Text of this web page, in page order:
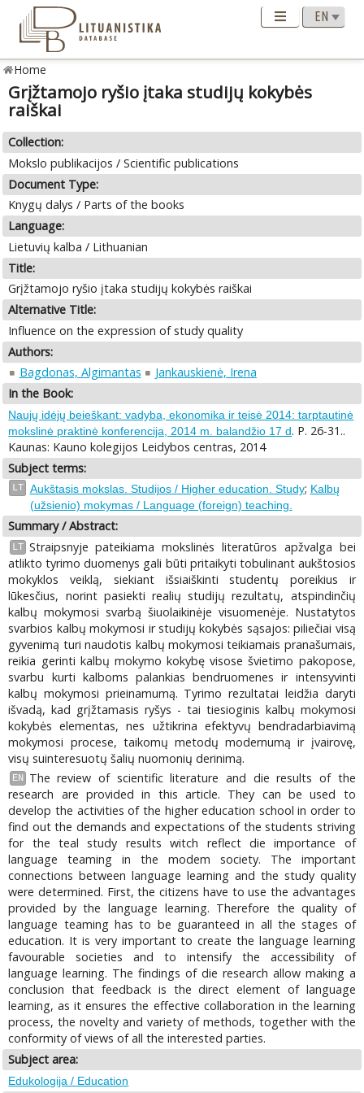
Home
Grįžtamojo ryšio įtaka studijų kokybės
raiškai
Collection:
Mokslo publikacijos / Scientific publications
Document Type:
Knygų dalys / Parts of the books
Language:
Lietuvių kalba / Lithuanian
Title:
Grįžtamojo ryšio įtaka studijų kokybės raiškai
Alternative Title:
Influence on the expression of study quality
Authors:
Bagdonas, Algimantas
Jankauskienė, Irena
In the Book:
Naujų idėjų beieškant: vadyba, ekonomika ir teisė 2014: tarptautinė
mokslinė praktinė konferencija, 2014 m. balandžio 17 d. P. 26-31..
Kaunas: Kauno kolegijos Leidybos centras, 2014
Subject terms:
LT Aukštasis mokslas. Studijos / Higher education. Study; Kalbų
(užsienio) mokymas / Language (foreign) teaching.
Summary / Abstract:
LT Straipsnyje pateikiama mokslinės literatūros apžvalga bei
atlikto tyrimo duomenys gali būti pritaikyti tobulinant aukštosios
mokyklos veiklą, siekiant išsiaiškinti studentų poreikius ir
lūkesčius, norint pasiekti realių studijų rezultatų, atspindinčių
kalbų mokymosi svarbą šiuolaikinėje visuomenėje. Nustatytos
svarbios kalbų mokymosi ir studijų kokybės sąsajos: piliečiai visą
gyvenimą turi naudotis kalbų mokymosi teikiamais pranašumais,
reikia gerinti kalbų mokymo kokybę visose švietimo pakopose,
svarbu kurti kalboms palankias bendruomenes ir intensyvinti
kalbų mokymosi prieinamumą. Tyrimo rezultatai leidžia daryti
išvadą, kad grįžtamasis ryšys - tai tiesioginis kalbų mokymosi
kokybės elementas, nes užtikrina efektyvų bendradarbiavimą
mokymosi procese, taikomų metodų modernumą ir įvairovę,
visų suinteresuotų šalių nuomonių derinimą.
EN
The review of scientific literature and die results of the
research are provided in this article. They can be used to
develop the activities of the higher education school in order to
find out the demands and expectations of the students striving
for the teal study results witch reflect die importance of
language teaming in the modem society. The important
connections between language learning and the study quality
were determined. First, the citizens have to use the advantages
provided by the language learning. Therefore the quality of
language teaming has to be guaranteed in all the stages of
education. It is very important to create the language learning
favourable societies and to intensify the accessibility of
language learning. The findings of die research allow making a
conclusion that feedback is the direct element of language
learning, as it ensures the effective collaboration in the learning
process, the novelty and variety of methods, together with the
conformity of views of all the interested parties.
Subject area:
Edukologija / Education